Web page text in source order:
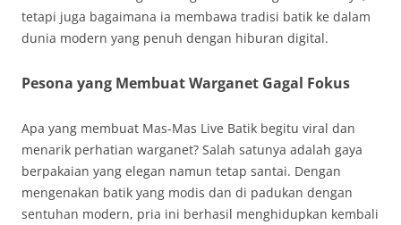
tetapi juga bagaimana ia membawa tradisi batik ke dalam
dunia modern yang penuh dengan hiburan digital.
Pesona yang Membuat Warganet Gagal Fokus
Apa yang membuat Mas-Mas Live Batik begitu viral dan
menarik perhatian warganet? Salah satunya adalah gaya
berpakaian yang elegan namun tetap santai. Dengan
mengenakan batik yang modis dan di padukan dengan
sentuhan modern, pria ini berhasil menghidupkan kembali